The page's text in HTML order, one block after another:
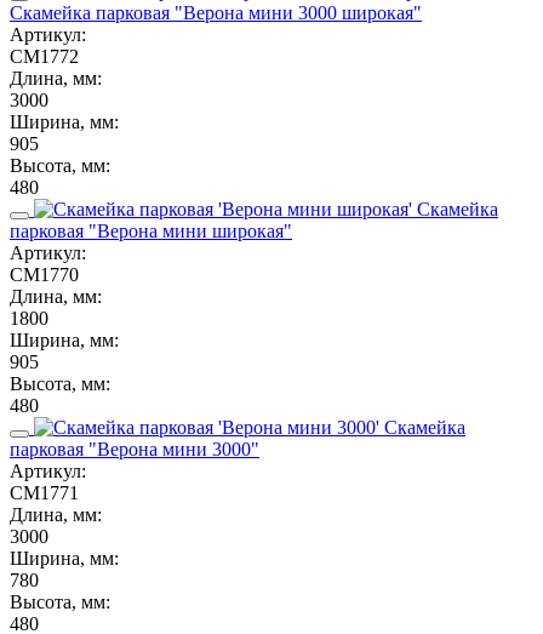
Скамейка парковая "Верона мини 3000 широкая"
Артикул:
СМ1772
Длина, мм:
3000
Ширина, мм:
905
Высота, мм:
480
Скамейка
парковая "Верона мини широкая"
Артикул:
СМ1770
Длина, мм:
1800
Ширина, мм:
905
Высота, мм:
480
Скамейка
парковая "Верона мини 3000"
Артикул:
СМ1771
Длина, мм:
3000
Ширина, мм:
780
Высота, мм:
480